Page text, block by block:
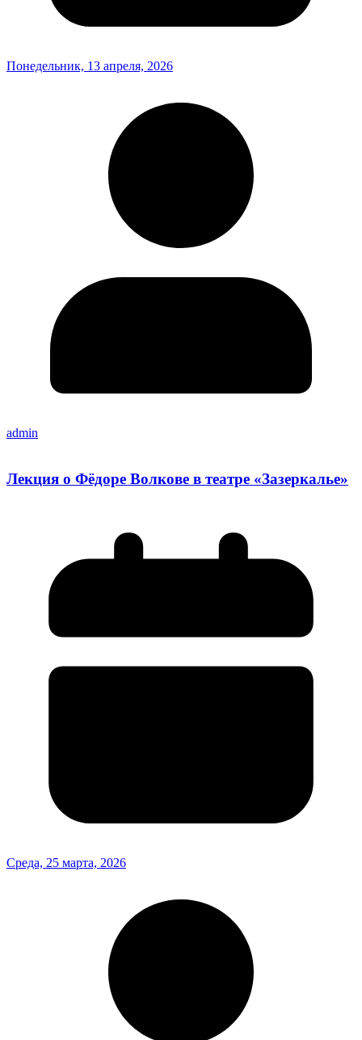
Понедельник, 13 апреля, 2026
admin
Лекция о Фёдоре Волкове в театре «Зазеркалье»
Среда, 25 марта, 2026